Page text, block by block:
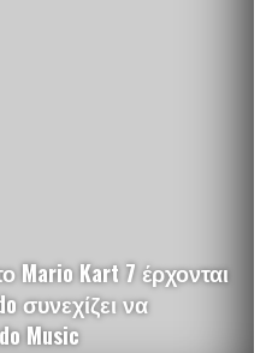
Mario Kart 7 έρχονται
συνεχίζει να
Music